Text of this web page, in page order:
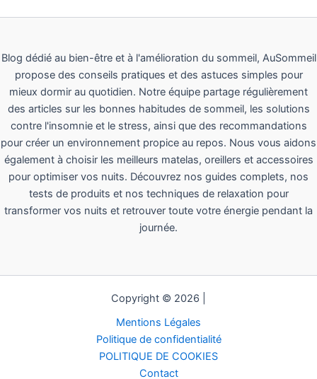
Blog dédié au bien-être et à l'amélioration du sommeil, AuSommeil
propose des conseils pratiques et des astuces simples pour
mieux dormir au quotidien. Notre équipe partage régulièrement
des articles sur les bonnes habitudes de sommeil, les solutions
contre l'insomnie et le stress, ainsi que des recommandations
pour créer un environnement propice au repos. Nous vous aidons
également à choisir les meilleurs matelas, oreillers et accessoires
pour optimiser vos nuits. Découvrez nos guides complets, nos
tests de produits et nos techniques de relaxation pour
transformer vos nuits et retrouver toute votre énergie pendant la
journée.
Copyright © 2026 |
Mentions Légales
Politique de confidentialité
POLITIQUE DE COOKIES
Contact